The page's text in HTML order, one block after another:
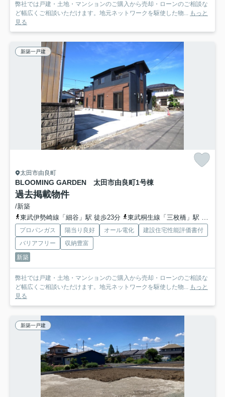
弊社では戸建・土地・マンションのご購入から売却・ローンのご相談な
ど幅広くご相談いただけます。地元ネットワークを駆使した物... もっと
見る
新築一戸建
太田市由良町
BLOOMING GARDEN 太田市由良町1号棟
過去掲載物件
/新築
東武伊勢崎線「細谷」駅 徒歩23分
東武桐生線「三枚橋」駅 徒歩36分
プロパンガス 陽当り良好 オール電化
建設住宅性能評価書付
バリアフリー
収納豊富
新築
弊社では戸建・土地・マンションのご購入から売却・ローンのご相談な
ど幅広くご相談いただけます。地元ネットワークを駆使した物... もっと
見る
新築一戸建